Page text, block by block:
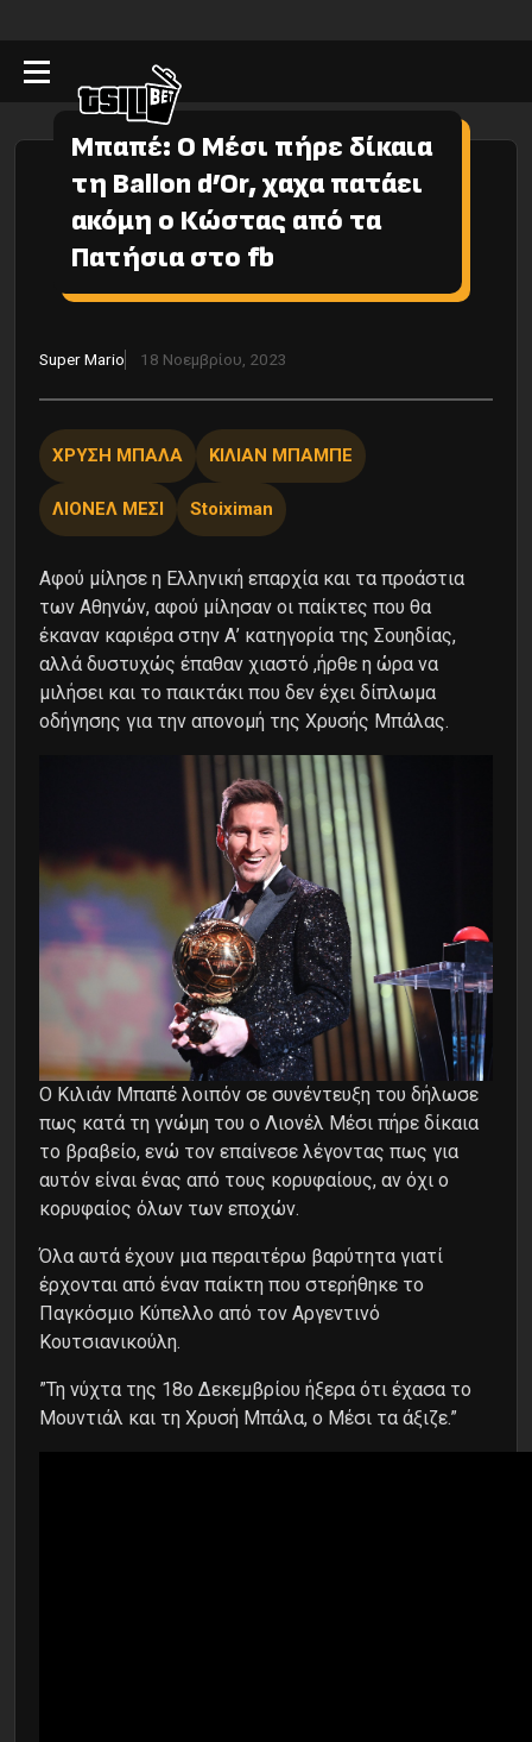
Μπαπέ: O Μέσι πήρε δίκαια
τη Ballon d’Or, χαχα πατάει
ακόμη ο Κώστας από τα
Πατήσια στο fb
Super Mario 18 Νοεμβρίου, 2023
ΧΡΥΣΗ ΜΠΑΛΑ ΚΙΛΙΑΝ ΜΠΑΜΠΕ
ΛΙΟΝΕΛ ΜΕΣΙ Stoiximan
Αφού μίλησε η Ελληνική επαρχία και τα προάστια
των Αθηνών, αφού μίλησαν οι παίκτες που θα
έκαναν καριέρα στην Α’ κατηγορία της Σουηδίας,
αλλά δυστυχώς έπαθαν χιαστό ,ήρθε η ώρα να
μιλήσει και το παικτάκι που δεν έχει δίπλωμα
οδήγησης για την απονομή της Χρυσής Μπάλας.
Ο Κιλιάν Μπαπέ λοιπόν σε συνέντευξη του δήλωσε
πως κατά τη γνώμη του ο Λιονέλ Μέσι πήρε δίκαια
το βραβείο, ενώ τον επαίνεσε λέγοντας πως για
αυτόν είναι ένας από τους κορυφαίους, αν όχι ο
κορυφαίος όλων των εποχών.
Όλα αυτά έχουν μια περαιτέρω βαρύτητα γιατί
έρχονται από έναν παίκτη που στερήθηκε το
Παγκόσμιο Κύπελλο από τον Αργεντινό
Κουτσιανικούλη.
”Τη νύχτα της 18ο Δεκεμβρίου ήξερα ότι έχασα το
Μουντιάλ και τη Χρυσή Μπάλα, ο Μέσι τα άξιζε.”